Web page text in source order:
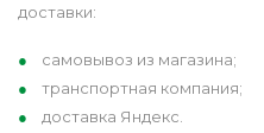
доставки:
самовывоз из магазина;
транспортная компания;
доставка Яндекс.